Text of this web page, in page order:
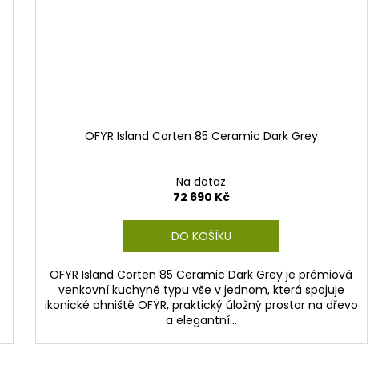
OFYR Island Corten 85 Ceramic Dark Grey
Na dotaz
72 690 Kč
DO KOŠÍKU
OFYR Island Corten 85 Ceramic Dark Grey je prémiová
venkovní kuchyně typu vše v jednom, která spojuje
ikonické ohniště OFYR, praktický úložný prostor na dřevo
a elegantní...